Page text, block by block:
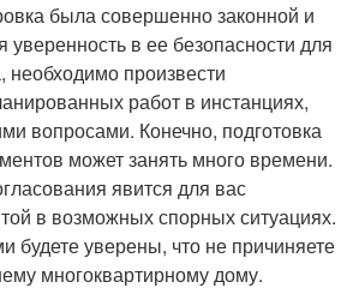
была совершенно законной и
в ее безопасности для
необходимо произвести
работ в инстанциях,
вопросами. Конечно, подготовка
может занять много времени.
явится для вас
в возможных спорных ситуациях.
будете уверены, что не причиняете
многоквартирному дому.